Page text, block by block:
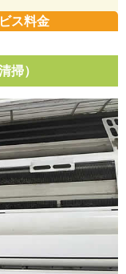
ス料金
掃）